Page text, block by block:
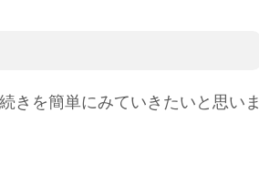
きを簡単にみていきたいと思いま